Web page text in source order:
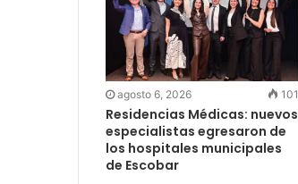
agosto 6, 2026 101
Residencias Médicas: nuevos
especialistas egresaron de
los hospitales municipales
de Escobar